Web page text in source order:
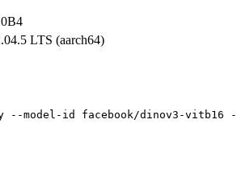
LTS (aarch64)
--model-id facebook/dinov3-vitb16